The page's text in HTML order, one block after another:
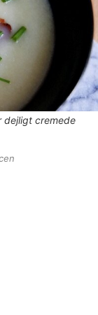
dejligt cremede